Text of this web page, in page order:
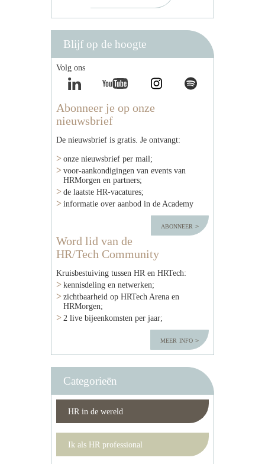
Blijf op de hoogte
Volg ons
Abonneer je op onze
nieuwsbrief
De nieuwsbrief is gratis. Je ontvangt:
onze nieuwsbrief per mail;
voor-aankondigingen van events van
HRMorgen en partners;
de laatste HR-vacatures;
informatie over aanbod in de Academy
abonneer
Word lid van de
HR/Tech Community
Kruisbestuiving tussen HR en HRTech:
kennisdeling en netwerken;
zichtbaarheid op HRTech Arena en
HRMorgen;
2 live bijeenkomsten per jaar;
meer info
Categorieën
HR in de wereld
Ik als HR professional